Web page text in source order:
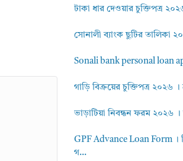
টাকা ধার দেওয়ার চুক্তিপত্র
সোনালী ব্যাংক ছুটির
Sonali bank personal loan
গাড়ি বিক্রয়ের চুক্তিপত্র ২০২৬ ।
ভাড়াটিয়া নিবন্ধন ফরম ২০২৬
GPF Advance Loan Form ।
গ...